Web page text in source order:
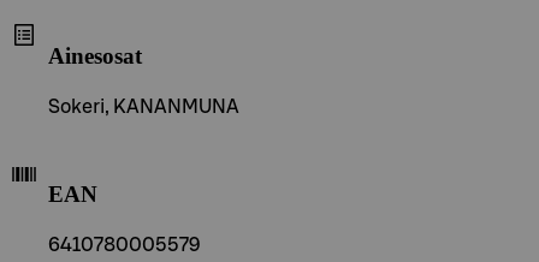
Ainesosat
Sokeri, KANANMUNA
EAN
6410780005579